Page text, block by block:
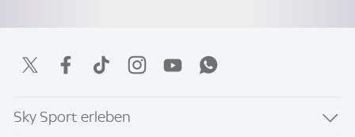
Sky Sport erleben